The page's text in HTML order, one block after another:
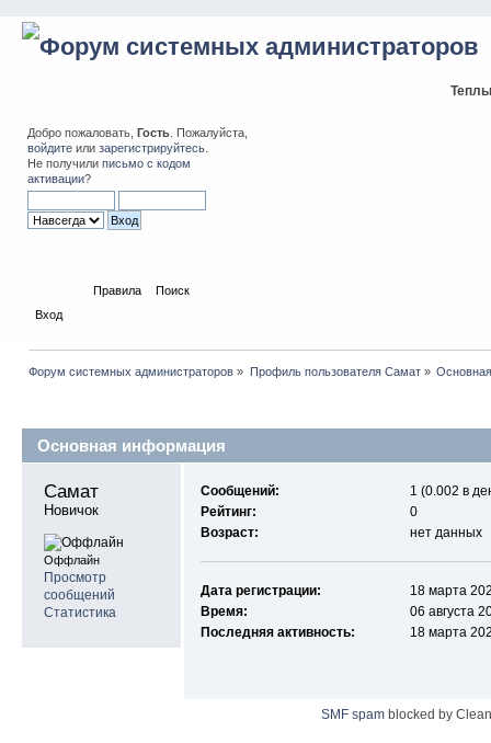
Добро пожаловать, Гость . Пожалуйста,
войдите или зарегистрируйтесь
Не получили письмо с кодом
активации?
Правила
Поиск
Вход
Форум системных администраторов » Профиль пользователя Самат»
Основная информация
Самат
Новичок
Оффлайн
Просмотр
сообщений
Статистика
Сообщений:
1 (0.002 в
Рейтинг:
0
Возраст:
нет данных
Дата регистрации:
18 марта
Время:
06 августа
Последняя активность:
18 марта
SMF spam blocked by